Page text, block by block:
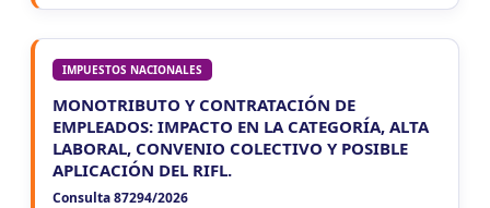
IMPUESTOS NACIONALES
MONOTRIBUTO Y CONTRATACIÓN DE
EMPLEADOS: IMPACTO EN LA CATEGORÍA, ALTA
LABORAL, CONVENIO COLECTIVO Y POSIBLE
APLICACIÓN DEL RIFL.
Consulta 87294/2026